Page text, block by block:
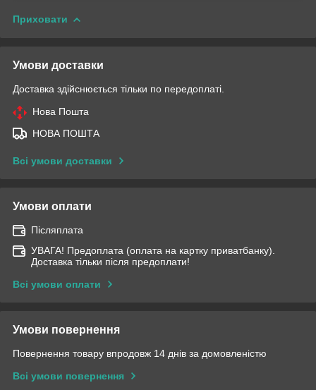
Приховати
Умови доставки
Доставка здійснюється тільки по передоплаті.
Нова Пошта
НОВА ПОШТА
Всі умови доставки
Умови оплати
Післяплата
УВАГА! Предоплата (оплата на картку приватбанку).
Доставка тільки після предоплати!
Всі умови оплати
Умови повернення
Повернення товару впродовж 14 днів за домовленістю
Всі умови повернення